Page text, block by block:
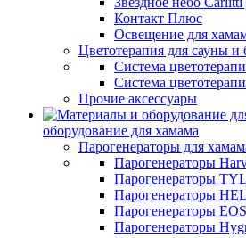
Контакт Плюс
Освещение для
Цветотерапия для сауны и
Система
Система
Прочие аксессуары
оборудование для хамама
Парогенераторы для
Парогенераторы
Парогенераторы
Парогенераторы
Парогенераторы EOS
Парогенераторы